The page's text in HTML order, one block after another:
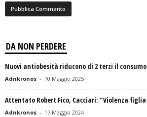
DA NON PERDERE
Nuovi antiobesità riducono di 2 terzi il
Adnkronos - 10 Maggio 2025
Attentato Robert Fico, Cacciari: “Violenza figlia
Adnkronos - 17 Maggio 2024